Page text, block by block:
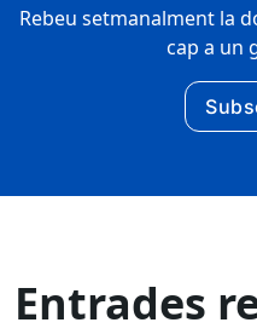
Rebeu setmanalment la
cap a un
Entrades